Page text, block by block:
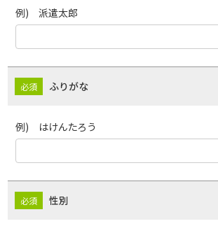
例) 派遣太郎
ふりがな
例) はけんたろう
性別